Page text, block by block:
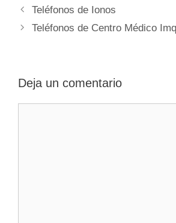
Navegación
de
Teléfonos de Ionos
Teléfonos de Centro Médico
Deja un comentario